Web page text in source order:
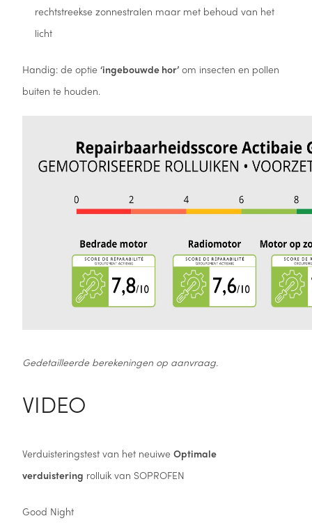
rechtstreekse zonnestralen maar met behoud van het
licht
Handig: de optie ‘ingebouwde hor’om insecten en pollen
buiten te houden.
Gedetailleerde berekeningen op aanvraag.
VIDEO
Verduisteringstest van het neuiwe Optimale
verduistering rolluik van SOPROFEN
Good Night